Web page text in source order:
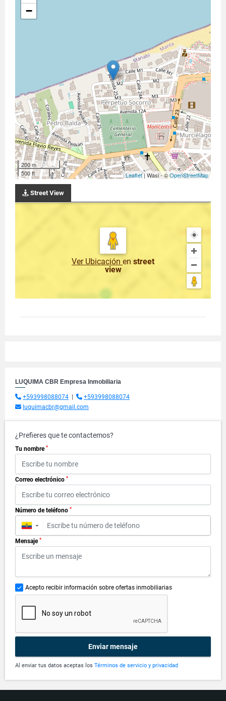
−
200 m
500 ft
Leaflet| Wasi - ©OpenStreetMap
Street View
Ver Ubicación en street
view
LUQUIMA CBR Empresa Inmobiliaria
+593998088074
+593998088074
luquimacbr@gmail.com
¿Prefieres que te contactemos?
Tu nombre *
Correo electrónico *
Número de teléfono *
▼
Mensaje *
Acepto recibir información sobre ofertas inmobiliarias
Enviar mensaje
Al enviar tus datos aceptas los Términos de servicio y privacidad